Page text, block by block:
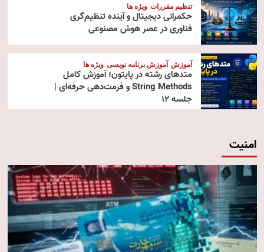
تنظیم مقررات ویژه ها
حکمرانی دیجیتال و آینده تنظیم‌گری
فناوری در عصر هوش مصنوعی
آموزش آموزش برنامه نویسی ویژه ها
متدهای رشته در پایتون؛ آموزش کامل
String Methods و فرمت‌دهی حرفه‌ای |
جلسه ۱۲
امنیت